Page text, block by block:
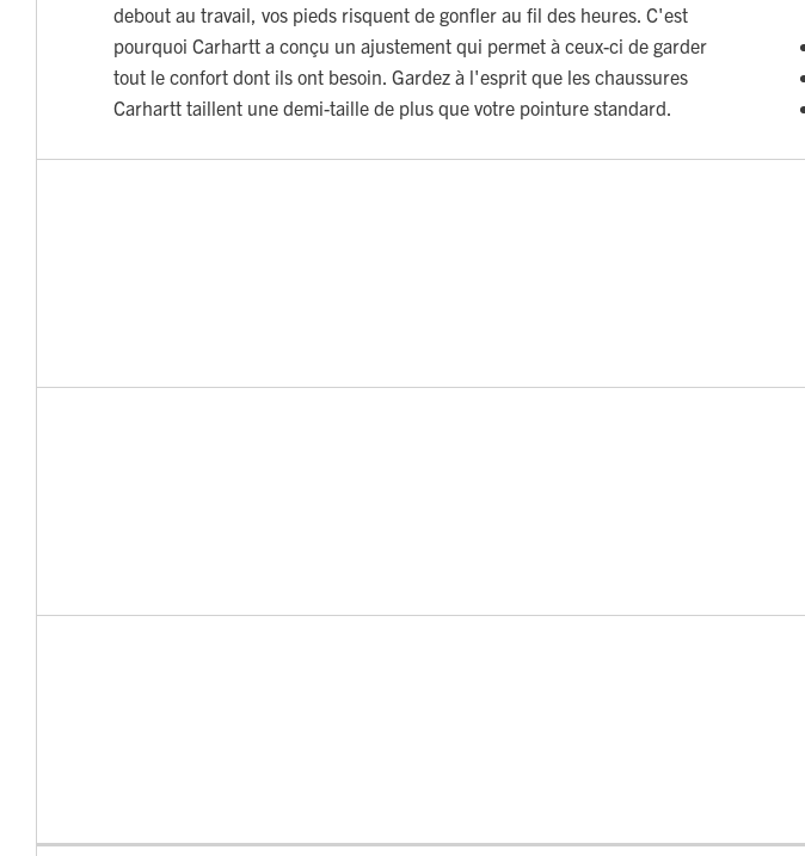
debout au travail, vos pieds risquent de gonfler au fil des heures. C'est
pourquoi Carhartt a conçu un ajustement qui permet à ceux-ci de garder
tout le confort dont ils ont besoin. Gardez à l'esprit que les chaussures
Carhartt taillent une demi-taille de plus que votre pointure standard.